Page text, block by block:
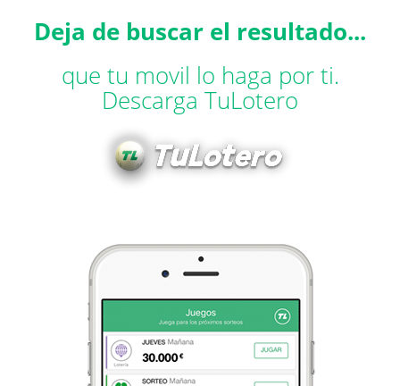
Deja de buscar el resultado...
que tu movil lo haga por ti.
Descarga TuLotero